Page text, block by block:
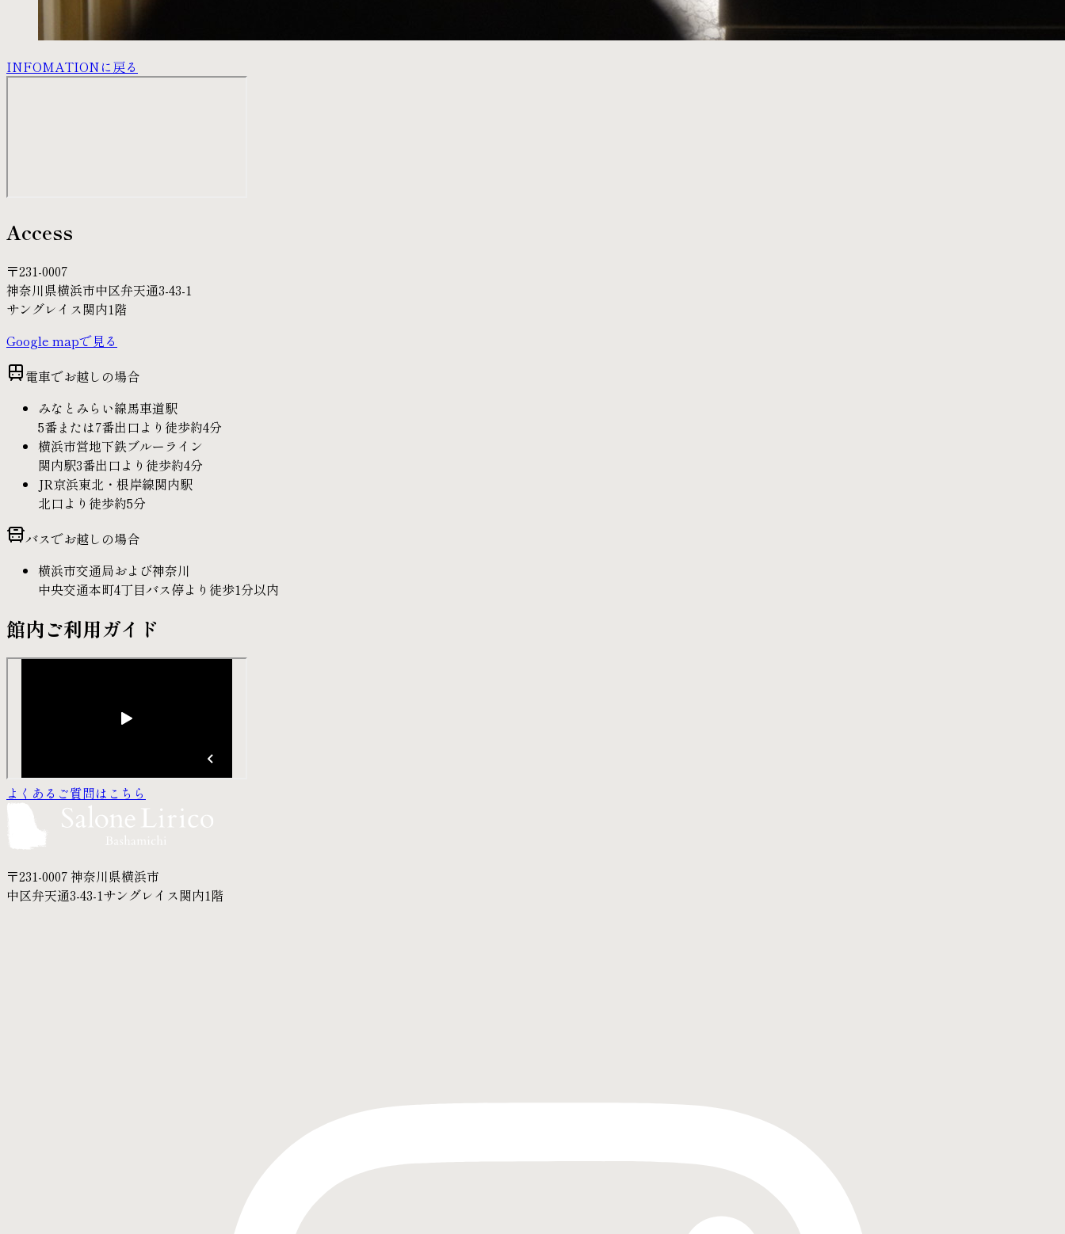
INFOMATIONに戻る
Access
〒231-0007
神奈川県横浜市中区弁天通3-43-1
サングレイス関内1階
Google mapで見る
電車でお越しの場合
みなとみらい線馬車道駅
5番または7番出口より 徒歩約4分
横浜市営地下鉄ブルーライン
関内駅3番出口より 徒歩約4分
JR京浜東北・根岸線関内駅
北口より 徒歩約5分
バスでお越しの場合
横浜市交通局および神奈川
中央交通本町4丁目バス停より 徒歩1分以内
館内ご利用ガイド
よくあるご質問はこちら
〒231-0007 神奈川県横浜市
中区弁天通3-43-1サングレイス関内1階